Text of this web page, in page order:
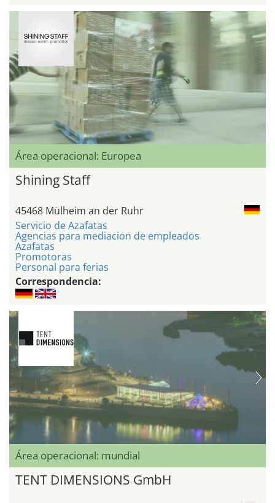
Área operacional: Europea
Shining Staff
45468 Mülheim an der Ruhr
Servicio de Azafatas
Agencias para mediacion de empleados
Azafatas
Promotoras
Personal para ferias
Correspondencia:
Área operacional: mundial
TENT DIMENSIONS GmbH